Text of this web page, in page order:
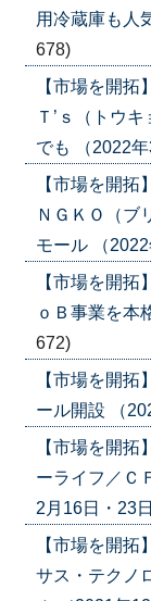
用冷蔵庫も人
678)
【市場を開
Ｔ’ｓ（トウ
でも （2022
【市場を開
ＮＧＫＯ（ブ
モール （
【市場を開
ｏＢ事業を本
672)
【市場を開
ール開設 （
【市場を開
ーライフ／Ｃ
2月16日・23
【市場を開
サス・テクノ